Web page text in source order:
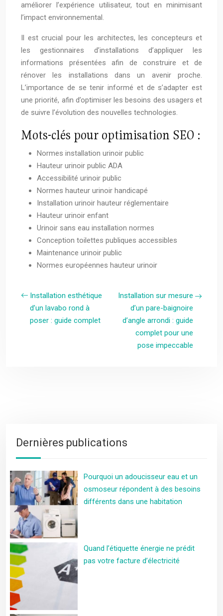
améliorer l’expérience utilisateur, tout en minimisant
l’impact environnemental.
Il est crucial pour les architectes, les concepteurs et
les gestionnaires d’installations d’appliquer les
informations présentées afin de construire et de
rénover les installations dans un avenir proche.
L’importance de se tenir informé et de s’adapter est
une priorité, afin d’optimiser les besoins des usagers et
de suivre l’évolution des nouvelles technologies.
Mots-clés pour optimisation SEO :
Normes installation urinoir public
Hauteur urinoir public ADA
Accessibilité urinoir public
Normes hauteur urinoir handicapé
Installation urinoir hauteur réglementaire
Hauteur urinoir enfant
Urinoir sans eau installation normes
Conception toilettes publiques accessibles
Maintenance urinoir public
Normes européennes hauteur urinoir
Installation esthétique
d’un lavabo rond à
poser : guide complet
Installation sur mesure
d’un pare-baignoire
d’angle arrondi : guide
complet pour une
pose impeccable
Dernières publications
Pourquoi un adoucisseur eau et un
osmoseur répondent à des besoins
différents dans une habitation
Quand l’étiquette énergie ne prédit
pas votre facture d’électricité